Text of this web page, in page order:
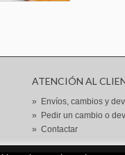
ATENCIÓN AL
»
Envíos, cambios y
»
Pedir un cambio o
» Contactar